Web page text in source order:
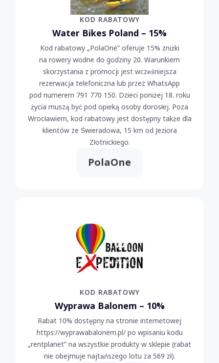
KOD RABATOWY
Water Bikes Poland – 15%
Kod rabatowy „PolaOne” oferuje 15% zniżki
na rowery wodne do godziny 20. Warunkiem
skorzystania z promocji jest wcześniejsza
rezerwacja telefoniczna lub przez WhatsApp
pod numerem 791 770 150. Dzieci poniżej 18. roku
życia muszą być pod opieką osoby dorosłej. Poza
Wrocławiem, kod rabatowy jest dostępny także dla
klientów ze Świeradowa, 15 km od Jeziora
Złotnickiego.
PolaOne
KOD RABATOWY
Wyprawa Balonem – 10%
Rabat 10% dostępny na stronie internetowej
https://wyprawabalonem.pl/ po wpisaniu kodu
„rentplanet” na wszystkie produkty w sklepie (rabat
nie obejmuje najtańszego lotu za 569 zł).